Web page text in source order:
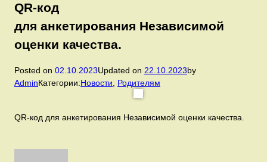
QR-код
для анкетирования Независимой
оценки качества.
Posted on 02.10.2023Updated on 22.10.2023by
AdminКатегории:Новости Родителям
QR-код для анкетирования Независимой оценки качества.